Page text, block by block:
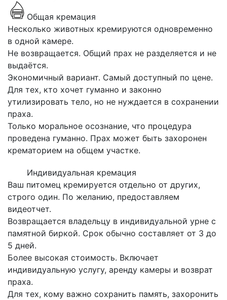
Общая кремация
Несколько животных кремируются одновременно
в одной камере.
Не возвращается. Общий прах не разделяется и не
выдаётся.
Экономичный вариант. Самый доступный по цене.
Для тех, кто хочет гуманно и законно
утилизировать тело, но не нуждается в сохранении
праха.
Только моральное осознание, что процедура
проведена гуманно. Прах может быть захоронен
крематорием на общем участке.
Индивидуальная кремация
Ваш питомец кремируется отдельно от других,
строго один. По желанию, предоставляем
видеотчет.
Возвращается владельцу в индивидуальной урне с
памятной биркой. Срок обычно составляет от 3 до
5 дней.
Более высокая стоимость. Включает
индивидуальную услугу, аренду камеры и возврат
праха.
Для тех, кому важно сохранить память, захоронить